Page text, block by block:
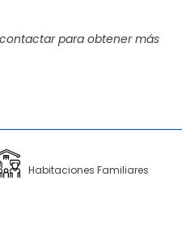
para obtener más
Habitaciones Familiares